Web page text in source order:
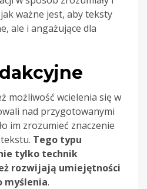
ważne jest, aby teksty
ale i angażujące dla
możliwość wcielenia się w
nad przygotowanymi
im zrozumieć znaczenie
Tego typu
tylko technik
rozwijają umiejętności
myślenia.